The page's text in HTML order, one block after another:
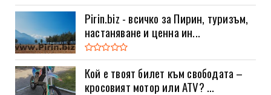
Pirin.biz - всичко за Пирин, туризъм,
настаняване и ценна ин...
Кой е твоят билет към свободата –
кросовият мотор или ATV? ...